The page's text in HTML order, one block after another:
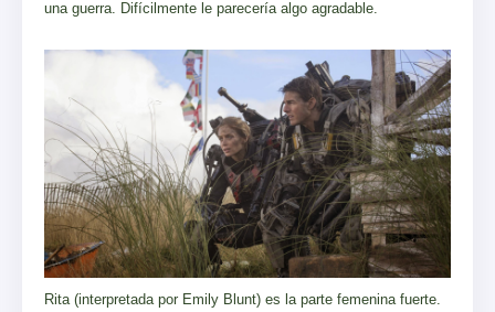
una guerra. Difícilmente le parecería algo agradable.
Rita (interpretada por Emily Blunt) es la parte femenina fuerte.